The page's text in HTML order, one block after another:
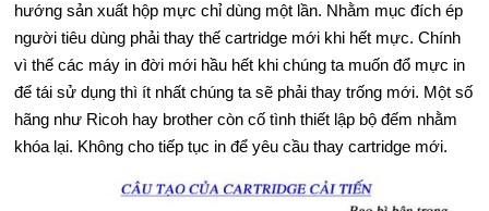
Ủ
M
Y
hướng sản xuất hộp mực chỉ dùng một lần. Nhằm mục đích ép
người tiêu dùng phải thay thế cartridge mới khi hết mực. Chính
vì thế các máy in đời mới hầu hết khi chúng ta muốn đổ mực in
để tái sử dụng thì ít nhất chúng ta sẽ phải thay trống mới. Một số
hãng như Ricoh hay brother còn cố tình thiết lập bộ đếm nhằm
khóa lại. Không cho tiếp tục in để yêu cầu thay cartridge mới.